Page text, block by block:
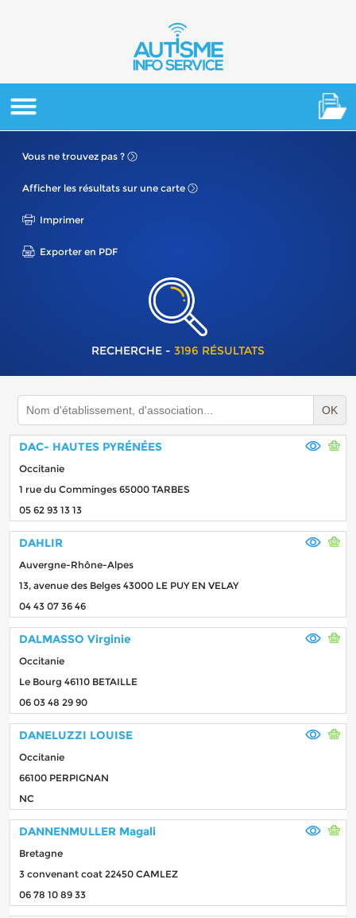
Vous ne trouvez pas ?
Afficher les résultats sur une carte
Imprimer
Exporter en PDF
RECHERCHE - 3196 RÉSULTATS
OK
DAC- HAUTES PYRÉNÉES
Occitanie
1 rue du Comminges 65000 TARBES
05 62 93 13 13
DAHLIR
Auvergne-Rhône-Alpes
13, avenue des Belges 43000 LE PUY EN VELAY
04 43 07 36 46
DALMASSO Virginie
Occitanie
Le Bourg 46110 BETAILLE
06 03 48 29 90
DANELUZZI LOUISE
Occitanie
66100 PERPIGNAN
NC
DANNENMULLER Magali
Bretagne
3 convenant coat 22450 CAMLEZ
06 78 10 89 33